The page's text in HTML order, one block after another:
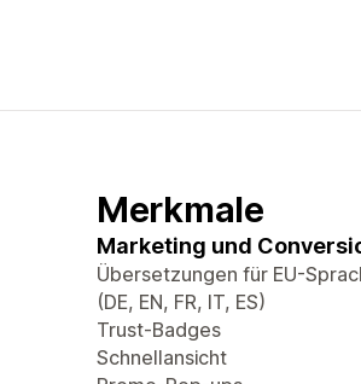
Merkmale
Marketing und
Übersetzungen für EU-
(DE, EN, FR, IT, ES)
Trust-Badges
Schnellansicht